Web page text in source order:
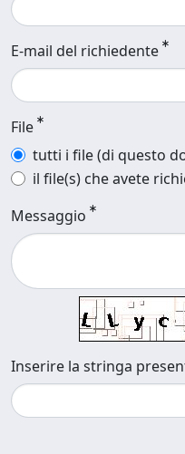
E-mail del richiedente
File
tutti i file (di questo
il file(s) che avete
Messaggio
Inserire la stringa